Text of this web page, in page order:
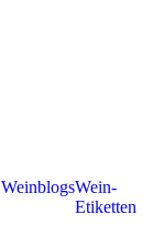
WeinblogsWein-
Etiketten